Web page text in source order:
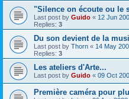
"Silence on écoute ou le
Last post by Guido « 12 Jun
Replies: 3
Du son devient de la
Last post by Thorn « 14 May
Replies: 3
Les ateliers d'Arte...
Last post by Guido « 09 Oct
Première caméra pour